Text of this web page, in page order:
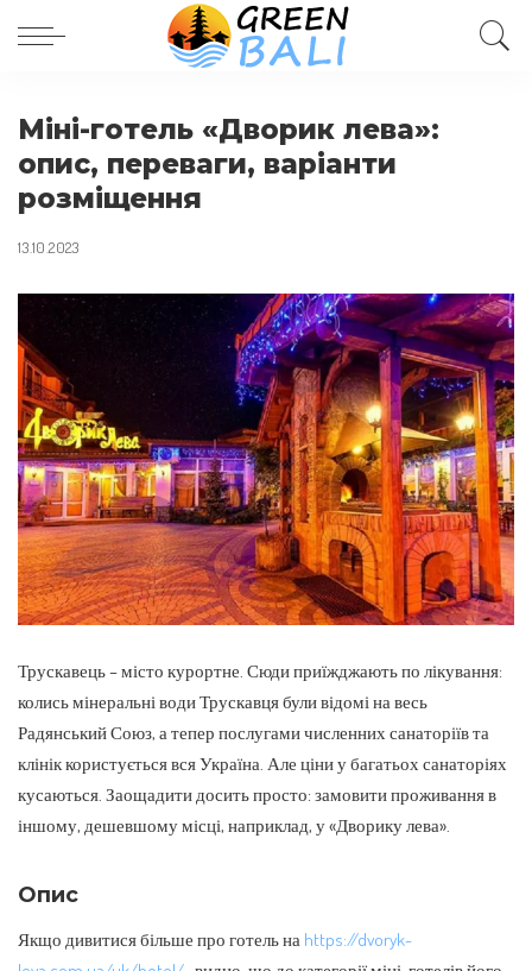
Міні-готель «Дворик лева»:
опис, переваги, варіанти
розміщення
13.10.2023
Трускавець – місто курортне. Сюди приїжджають по лікування:
колись мінеральні води Трускавця були відомі на весь
Радянський Союз, а тепер послугами численних санаторіїв та
клінік користується вся Україна. Але ціни у багатьох санаторіях
кусаються. Заощадити досить просто: замовити проживання в
іншому, дешевшому місці, наприклад, у «Дворику лева».
Опис
Якщо дивитися більше про готель на https://dvoryk-